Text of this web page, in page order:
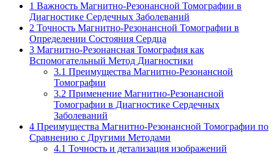
1 Важность Магнитно-Резонансной Томографии в
Диагностике Сердечных Заболеваний
2 Точность Магнитно-Резонансной Томографии в
Определении Состояния Сердца
3 Магнитно-Резонансная Томография как
Вспомогательный Метод Диагностики
3.1 Преимущества Магнитно-Резонансной
Томографии
3.2 Применение Магнитно-Резонансной
Томографии в Диагностике Сердечных
Заболеваний
4 Преимущества Магнитно-Резонансной Томографии по
Сравнению с Другими Методами
4.1 Точность и детализация изображений